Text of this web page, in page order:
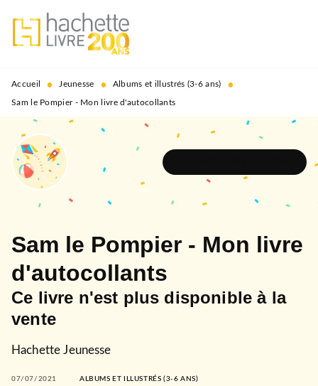
MENU RECHERCHE
PIED DE PAGE
Accueil • Jeunesse • Albums et illustrés (3-6 ans) •
Sam le Pompier - Mon livre d'autocollants
Sam le Pompier - Mon livre
d'autocollants
Ce livre n'est plus disponible à la
vente
Hachette Jeunesse
07/07/2021 ALBUMS ET ILLUSTRÉS (3-6 ANS)